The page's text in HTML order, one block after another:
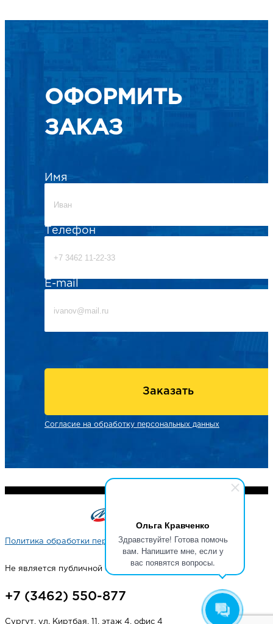
Ольга Кравченко
Здравствуйте! Готова помочь
вам. Напишите мне, если у
вас появятся вопросы.
ОФОРМИТЬ
ЗАКАЗ
Имя
Телефон
E-mail
Заказать
Согласие на обработку персональных данных
Политика обработки персональных данных
Не является публичной офертой
+7 (3462) 550-877
Сургут, ул. Киртбая, 11, этаж 4, офис 4